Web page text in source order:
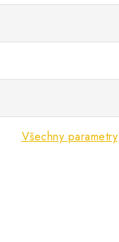
Všechny parametry